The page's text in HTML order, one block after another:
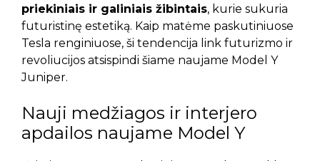
priekiniais ir galiniais žibintais, kurie sukuria
futuristinę estetiką. Kaip matėme paskutiniuose
Tesla renginiuose, ši tendencija link futurizmo ir
revoliucijos atsispindi šiame naujame Model Y
Juniper.
Nauji medžiagos ir interjero
apdailos naujame Model Y